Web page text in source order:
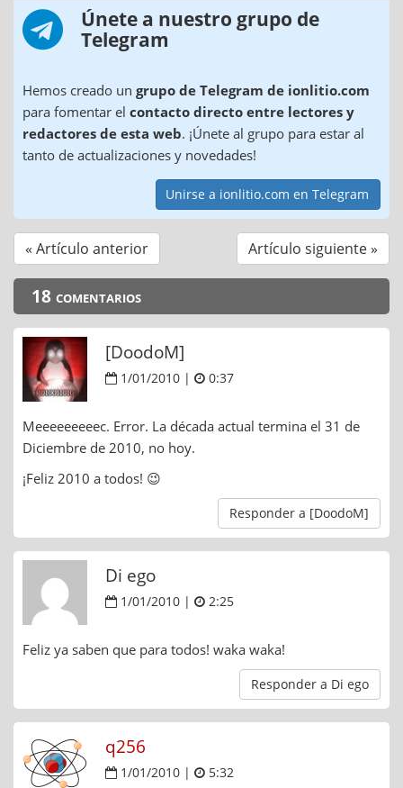
Únete a nuestro grupo de
Telegram
Hemos creado un grupo de Telegram de ionlitio.com
para fomentar el contacto directo entre lectores y
redactores de esta web. ¡Únete al grupo para estar al
tanto de actualizaciones y novedades!
Unirse a ionlitio.com en Telegram
« Artículo anterior Artículo siguiente »
18 comentarios
[DoodoM]
1/01/2010 | 0:37
Meeeeeeeeec. Error. La década actual termina el 31 de
Diciembre de 2010, no hoy.
¡Feliz 2010 a todos! 😉
Responder a [DoodoM]
Di ego
1/01/2010 | 2:25
Feliz ya saben que para todos! waka waka!
Responder a Di ego
q256
1/01/2010 | 5:32